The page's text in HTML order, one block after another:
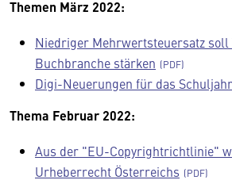
Themen März 2022:
Niedriger Mehrwertsteuersatz soll
Buchbranche stärken
Digi-Neuerungen für das
Thema Februar 2022:
Aus der "EU-Copyrightrichtlinie"
Urheberrecht Österreichs